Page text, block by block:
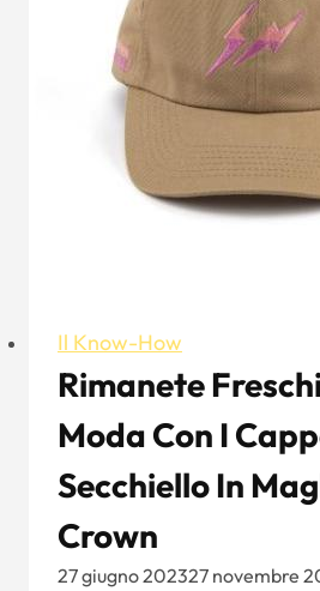
ancora
Il Know-How
Rimanete
Moda Con I
Secchiello In
Crown
27 giugno 202327 novembre